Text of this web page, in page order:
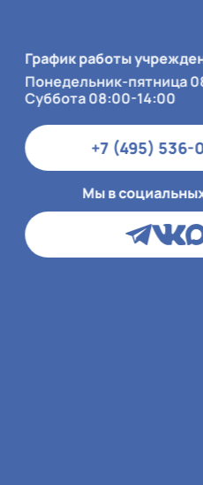
График работы
Понедельник-пятница
Суббота 08:00-14:00
+7 (495) 536-
Мы в
злокачественное
установленном
онкологи, которые
диагностике и
локализаций.
поставить диагноз,
заболевания и
маршрут.
На приёме врач
документы, при
дообследование,
этого он
направление на
терапию или
решение
требует участия